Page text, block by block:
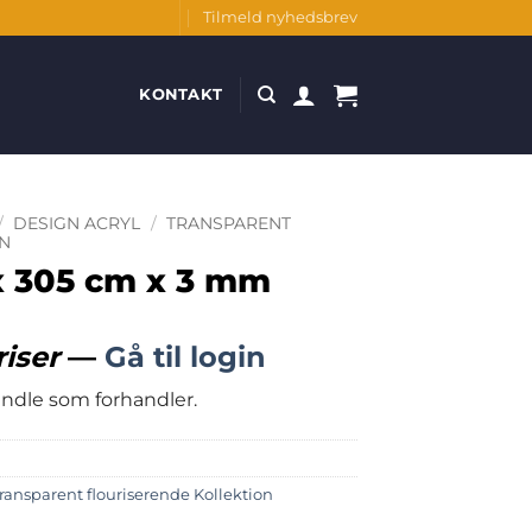
Tilmeld nyhedsbrev
KONTAKT
DESIGN ACRYL / TRANSPARENT
cm x 3 mm
— Gå til login
som forhandler.
flouriserende Kollektion